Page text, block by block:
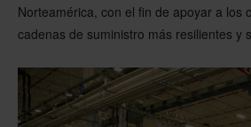
Norteamérica, con el fin de apoyar a los
cadenas de suministro más resilientes y